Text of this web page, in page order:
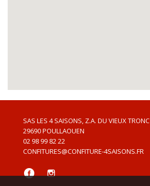
SAS LES 4 SAISONS, Z.A. DU VIEUX TRONC
29690POULLAOUEN
02 98 99 82 22
CONFITURES@CONFITURE-4SAISONS.FR
Facebook